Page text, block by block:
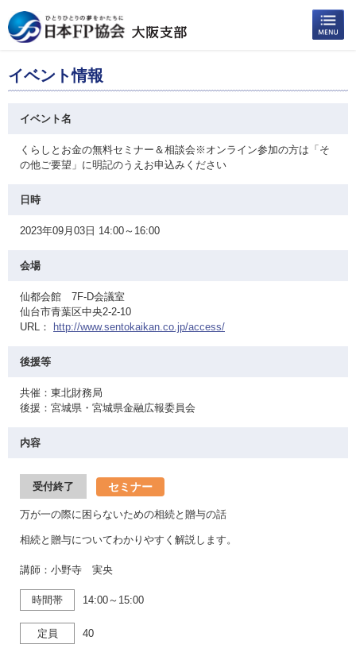
イベント情報
イベント名
くらしとお金の無料セミナー＆相談会※オンライン参加の方は「そ
の他ご要望」に明記のうえお申込みください
日時
2023年09月03日 14:00～16:00
会場
仙都会館 7F-D会議室
仙台市青葉区中央2-2-10
URL：
http://www.sentokaikan.co.jp/access/
後援等
共催：東北財務局
後援：宮城県・宮城県金融広報委員会
内容
受付終了 セミナー
万が一の際に困らないための相続と贈与の話
相続と贈与についてわかりやすく解説します。
講師：小野寺 実央
時間帯 14:00～15:00
定員 40